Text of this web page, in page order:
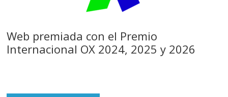
Web premiada con el Premio
Internacional OX 2024, 2025 y 2026